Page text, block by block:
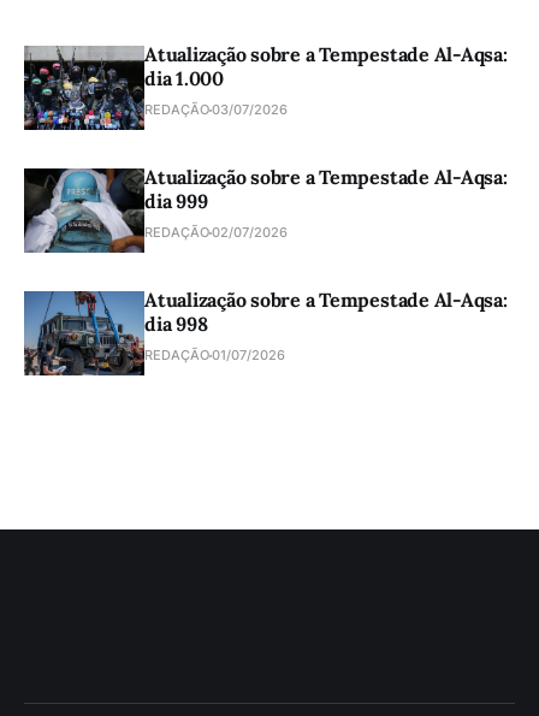
Atualização sobre a Tempestade Al-Aqsa:
dia 1.000
REDAÇÃO03/07/2026
Atualização sobre a Tempestade Al-Aqsa:
dia 999
REDAÇÃO02/07/2026
Atualização sobre a Tempestade Al-Aqsa:
dia 998
REDAÇÃO01/07/2026